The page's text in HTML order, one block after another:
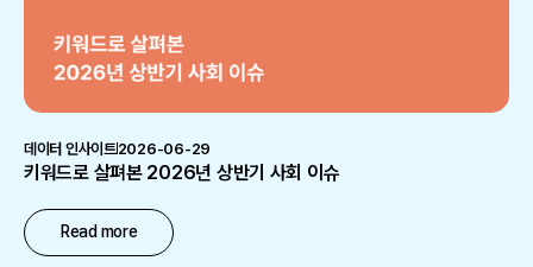
데이터 인사이트2026-06-29
키워드로 살펴본 2026년 상반기 사회 이슈
Read more